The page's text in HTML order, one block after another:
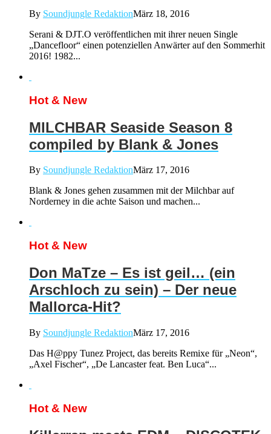
By Soundjungle RedaktionMärz 18, 2016
Serani & DJT.O veröffentlichen mit ihrer neuen Single
„Dancefloor“ einen potenziellen Anwärter auf den Sommerhit
2016! 1982...
Hot & New
MILCHBAR Seaside Season 8
compiled by Blank & Jones
By Soundjungle RedaktionMärz 17, 2016
Blank & Jones gehen zusammen mit der Milchbar auf
Norderney in die achte Saison und machen...
Hot & New
Don MaTze – Es ist geil… (ein
Arschloch zu sein) – Der neue
Mallorca-Hit?
By Soundjungle RedaktionMärz 17, 2016
Das H@ppy Tunez Project, das bereits Remixe für „Neon“,
„Axel Fischer“, „De Lancaster feat. Ben Luca“...
Hot & New